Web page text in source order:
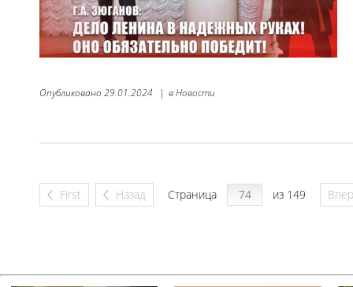
Опубликовано 29.01.2024 | вНовости
First Назад Страница из 149